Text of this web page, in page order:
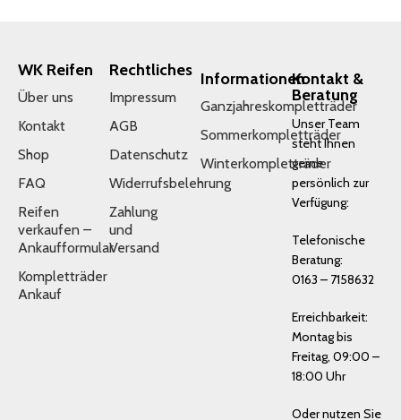
WK Reifen
Über uns
Kontakt
Shop
FAQ
Reifen
verkaufen –
Ankaufformular
Kompletträder
Ankauf
Rechtliches
Impressum
AGB
Datenschutz
Widerrufsbelehrung
Zahlung
und
Versand
Informationen
Ganzjahreskompletträder
Sommerkompletträder
Winterkompletträder
Kontakt &
Beratung
Unser Team
steht Ihnen
gerne
persönlich zur
Verfügung:
Telefonische
Beratung:
0163 – 7158632
Erreichbarkeit:
Montag bis
Freitag, 09:00 –
18:00 Uhr
Oder nutzen Sie